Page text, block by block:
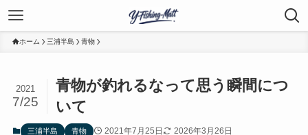
ホーム 三浦半島 青物
青物が釣れるなって思う瞬間につ
いて
2021
7/25
三浦半島 青物 2021年7月25日 2026年3月26日